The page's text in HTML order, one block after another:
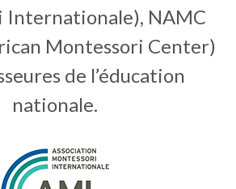
Internationale), NAMC
Montessori Center)
de l’éducation
nationale.